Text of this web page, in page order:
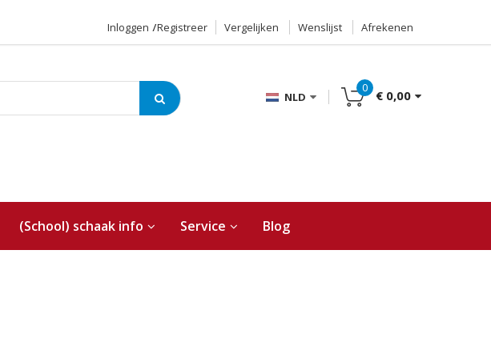
Inloggen Registreer Vergelijken Wenslijst Afrekenen
NLD
0
€ 0,00
(School) schaak info Service Blog